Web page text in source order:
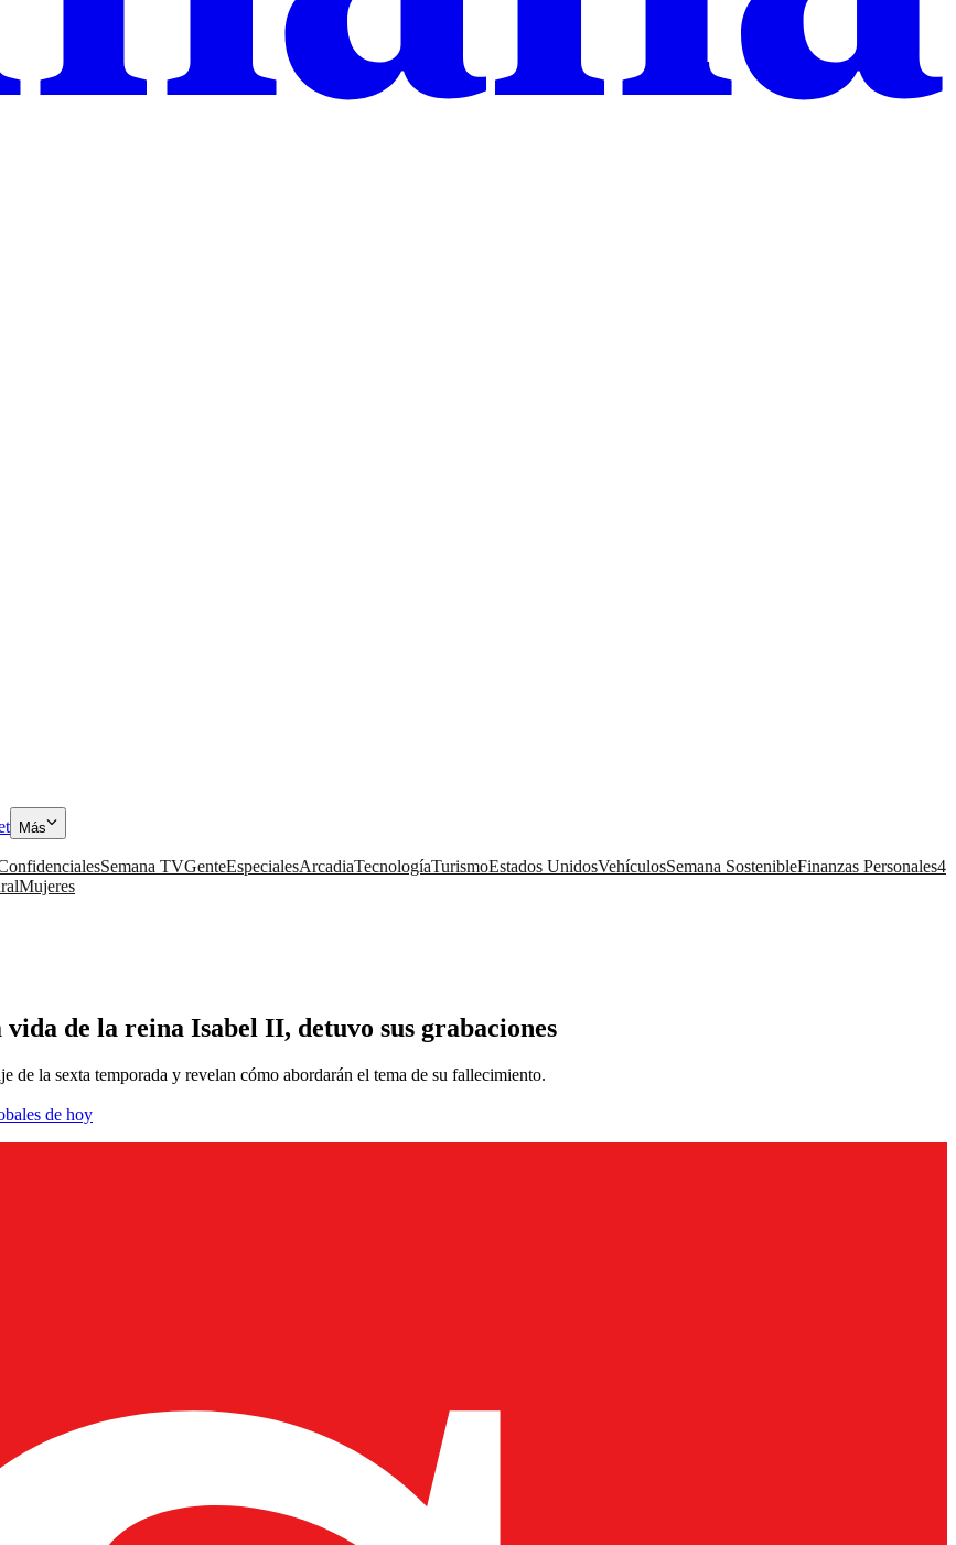
Más
Semana TVGenteEspecialesArcadiaTecnologíaTurismoEstados UnidosVehículosSemana SostenibleFinanzas Personales4
Mujeres
de la reina Isabel II, detuvo sus grabaciones
de la sexta temporada y revelan cómo abordarán el tema de su fallecimiento.
de hoy